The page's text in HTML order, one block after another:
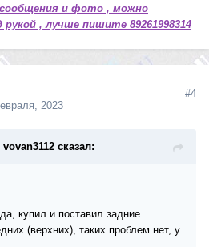
и фото , можно
, лучше пишите 89261998314
2023
#4
сказал:
купил и поставил задние
(верхних), таких проблем нет, у